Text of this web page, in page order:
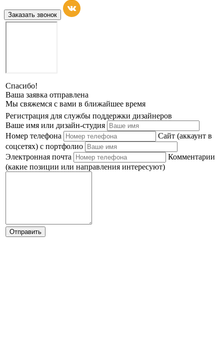
Заказать звонок
Спасибо!
Ваша заявка отправлена
Мы свяжемся с вами в ближайшее время
Регистрация для службы поддержки дизайнеров
Ваше имя или дизайн-студия
Номер телефона
Сайт (аккаунт в
соцсетях) с портфолио
Электронная почта
Комментарии
(какие позиции или направления интересуют)
Отправить